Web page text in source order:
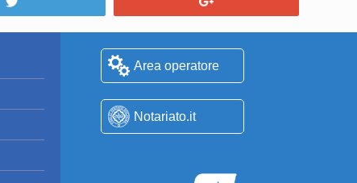
Area operatore
Notariato.it